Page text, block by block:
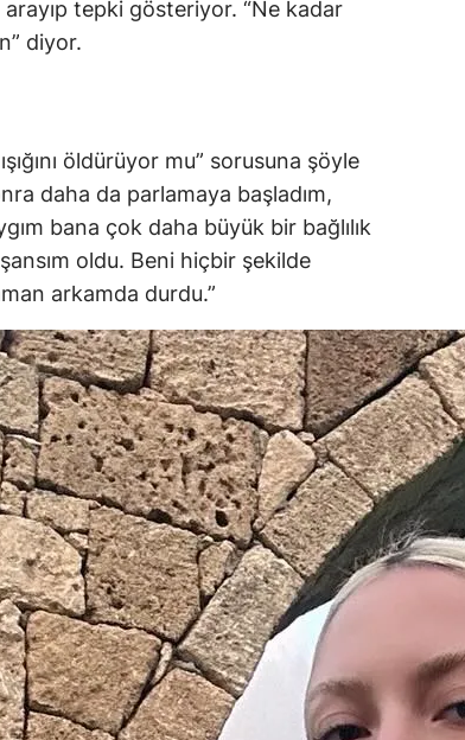
tepki gösteriyor. “Ne kadar
diyor.
öldürüyor mu” sorusuna şöyle
daha da parlamaya başladım,
bana çok daha büyük bir bağlılık
oldu. Beni hiçbir şekilde
arkamda durdu.”